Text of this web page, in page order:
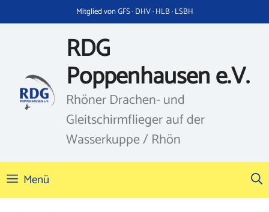
Inhalt
Mitglied von GFS · DHV · HLB · LSBH
RDG
Poppenhausen e.V.
Rhöner Drachen- und
Gleitschirmflieger auf der
Wasserkuppe / Rhön
Menü